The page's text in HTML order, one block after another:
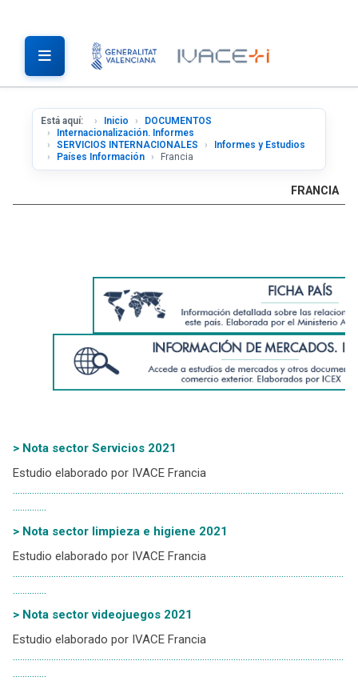
Está aquí: Inicio
DOCUMENTOS
Internacionalización. Informes
SERVICIOS INTERNACIONALES
Informes y Estudios
Países Información
Francia
FRANCIA
> Nota sector Servicios 2021
Estudio elaborado por IVACE Francia
> Nota sector limpieza e higiene 2021
Estudio elaborado por IVACE Francia
> Nota sector videojuegos 2021
Estudio elaborado por IVACE Francia